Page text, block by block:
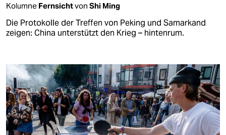
Kolumne Fernsichtvon Shi Ming
Die Protokolle der Treffen von Peking und Samarkand
zeigen: China unterstützt den Krieg – hintenrum.